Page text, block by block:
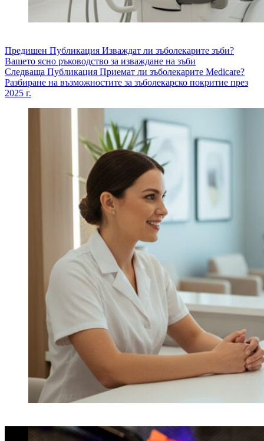
Предишен Публикация Изваждат ли зъболекарите зъби?
Вашето ясно ръководство за изваждане на зъби
Следваща Публикация Приемат ли зъболекарите Medicare?
Разбиране на възможностите за зъболекарско покритие през
2025 г.